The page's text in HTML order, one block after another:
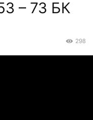
– 73 БК
298